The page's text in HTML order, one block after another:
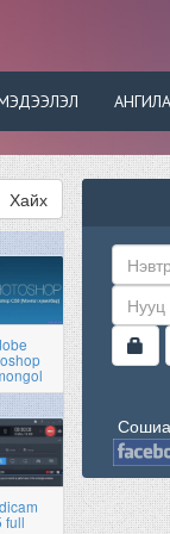
Хайх
full